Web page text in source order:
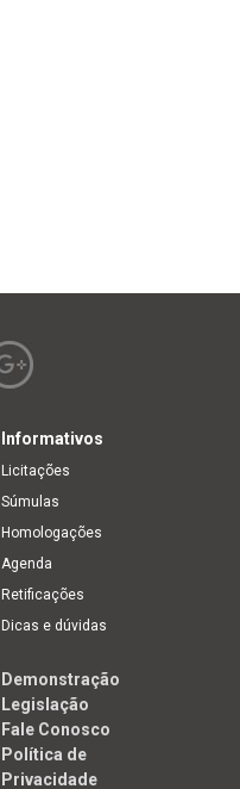
Informativos
Licitações
Súmulas
Homologações
Agenda
Retificações
Dicas e dúvidas
Demonstração
Legislação
Fale Conosco
Política de
Privacidade